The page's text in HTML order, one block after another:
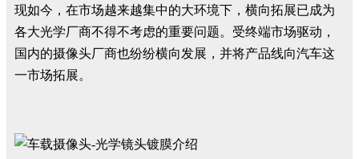
现如今，在市场越来越集中的大环境下，横向拓展已成为
各大光学厂商不得不考虑的重要问题。受终端市场驱动，
国内的摄像头厂商也纷纷横向发展，并将产品线向汽车这
一市场拓展。